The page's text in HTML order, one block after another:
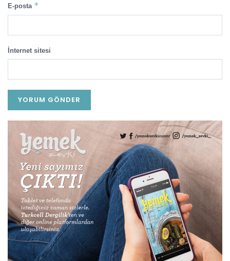
E-posta *
İnternet sitesi